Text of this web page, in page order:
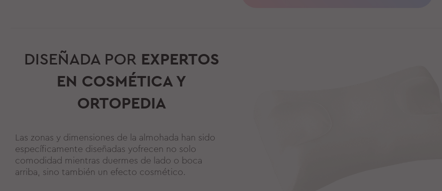
DISEÑADA POR EXPERTOS
EN COSMÉTICA Y
ORTOPEDIA
Las zonas y dimensiones de la almohada han sido
específicamente diseñadas yofrecen no solo
comodidad mientras duermes de lado o boca
arriba, sino también un efecto cosmético.